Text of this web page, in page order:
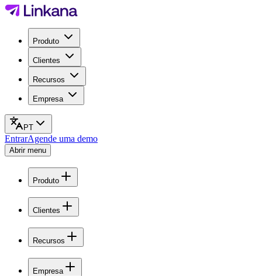
Produto
Clientes
Recursos
Empresa
PT
EntrarAgende uma demo
Abrir menu
Produto
Clientes
Recursos
Empresa